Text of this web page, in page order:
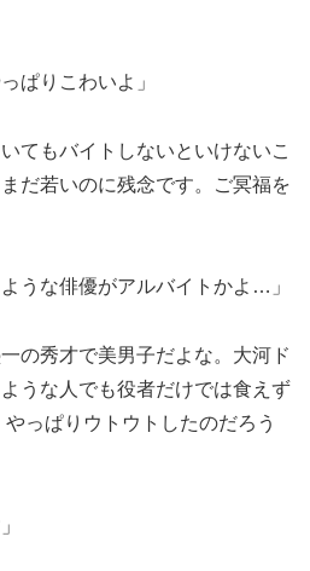
ぱりこわいよ」
てもバイトしないといけないこ
だ若いのに残念です。ご冥福を
うな俳優がアルバイトかよ…」
の秀才で美男子だよな。大河ド
うな人でも役者だけでは食えず
っぱりウトウトしたのだろう